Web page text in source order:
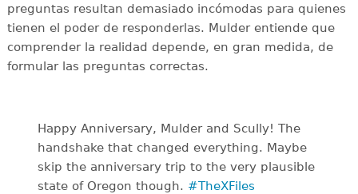
preguntas resultan demasiado incómodas para quienes
tienen el poder de responderlas. Mulder entiende que
comprender la realidad depende, en gran medida, de
formular las preguntas correctas.
Happy Anniversary, Mulder and Scully! The
handshake that changed everything. Maybe
skip the anniversary trip to the very plausible
state of Oregon though. #TheXFiles